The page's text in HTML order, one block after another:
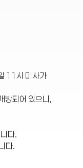
11시 미사가
방되어 있으니,
다.
다.